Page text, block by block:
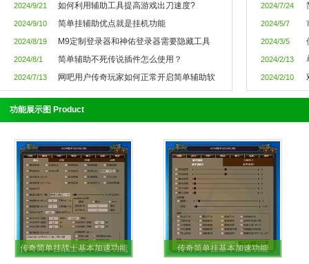
2024/9/21 如何利用辅助工具提高游戏出刀速度?
2024/9/10 简单挂辅助优点就是挂机功能
2024/8/19 M9定制登录器和神佑登录器需要隐藏工具
2024/8/1 简单辅助不死传说插件怎么使用？
2024/7/13 网吧用户传奇玩家如何正常开启简单辅助软
2024/7/24
2024/5/7
2024/3/5
2024/2/13
2024/2/10
功能展示图 Product
传奇简单挂战士基本加速功能 传奇简单挂基本加速功能